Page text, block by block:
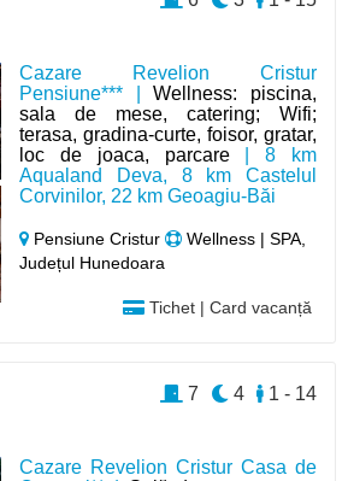
Cazare Revelion Cristur
Pensiune*** |Wellness: piscina,
sala de mese, catering; Wifi;
terasa, gradina-curte, foisor, gratar,
loc de joaca, parcare| 8 km
Aqualand Deva, 8 km Castelul
Corvinilor, 22 km Geoagiu-Băi
Pensiune Cristur
Wellness | SPA,
Județul Hunedoara
Tichet | Card vacanță
Cazare Revelion Cristur Casa de
1 - 14
4
7